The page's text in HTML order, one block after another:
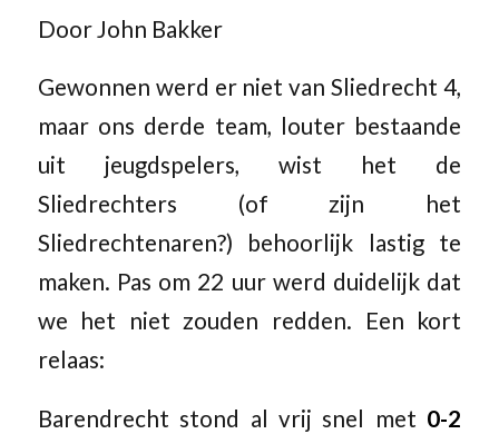
Door John Bakker
Gewonnen werd er niet van Sliedrecht 4,
maar ons derde team, louter bestaande
uit jeugdspelers, wist het de
Sliedrechters (of zijn het
Sliedrechtenaren?) behoorlijk lastig te
maken. Pas om 22 uur werd duidelijk dat
we het niet zouden redden. Een kort
relaas:
Barendrecht stond al vrij snel met 0-2